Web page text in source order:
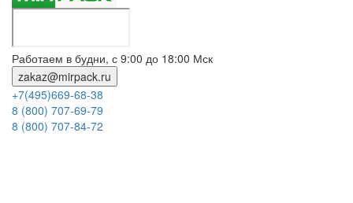
Работаем в будни, с 9:00 до 18:00 Мск
zakaz@mirpack.ru
+7(495)669-68-38
8 (800) 707-69-79
8 (800) 707-84-72